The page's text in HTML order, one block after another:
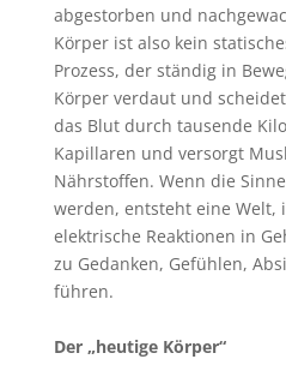
abgestorben und
Körper ist also kein
Prozess, der ständig in
Körper verdaut und
das Blut durch tausende
Kapillaren und versorgt
Nährstoffen. Wenn die
werden, entsteht eine Welt,
elektrische Reaktionen in
zu Gedanken, Gefühlen,
führen.
Der „heutige Körper“